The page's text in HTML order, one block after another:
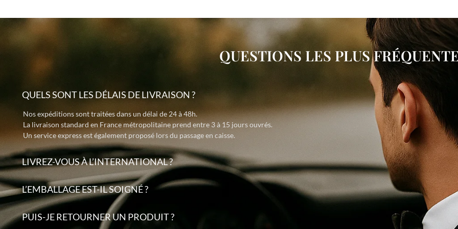
QUESTIONS LES PLUS
QUELS SONT LES DÉLAIS DE LIVRAISON ?
Nos expéditions sont traitées dans un délai de 24 à 48h.
La livraison standard en France métropolitaine prend entre 3 à 15 jours ouvrés.
Un service express est également proposé lors du passage en caisse.
LIVREZ-VOUS À L’INTERNATIONAL ?
L’EMBALLAGE EST-IL SOIGNÉ ?
PUIS-JE RETOURNER UN PRODUIT ?